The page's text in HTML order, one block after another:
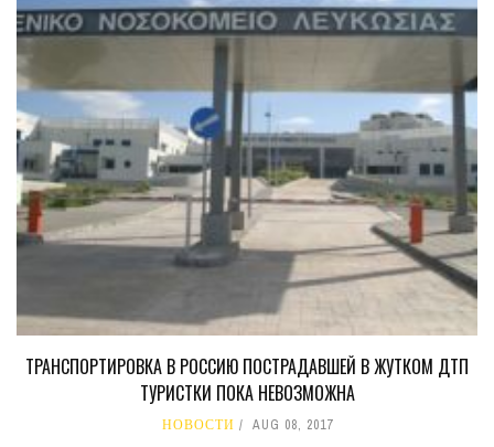
ТРАНСПОРТИРОВКА В РОССИЮ ПОСТРАДАВШЕЙ В ЖУТКОМ ДТП
ТУРИСТКИ ПОКА НЕВОЗМОЖНА
НОВОСТИ AUG 08, 2017